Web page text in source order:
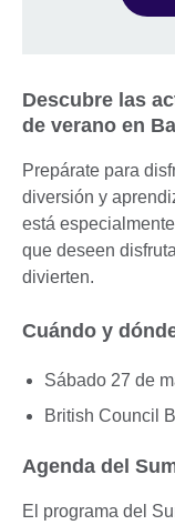
Descubre las
de verano en
Prepárate para
diversión y
está
que deseen
divierten.
Cuándo y
Sábado 27 de
British Council
Agenda del
El programa del